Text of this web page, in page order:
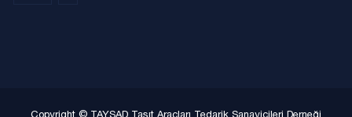
Copyright © TAYSAD Taşıt Araçları Tedarik Sanayicileri Derneği